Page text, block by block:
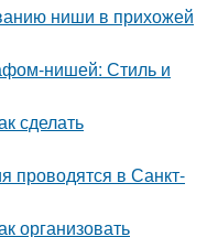
ниши в прихожей
нишей: Стиль и
сделать
проводятся в Санкт-
организовать